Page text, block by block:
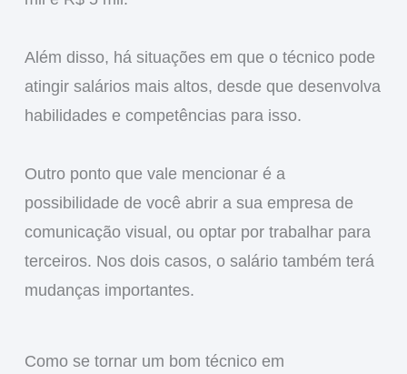
Além disso, há situações em que o técnico pode
atingir salários mais altos, desde que desenvolva
habilidades e competências para isso.
Outro ponto que vale mencionar é a
possibilidade de você abrir a sua empresa de
comunicação visual, ou optar por trabalhar para
terceiros. Nos dois casos, o salário também terá
mudanças importantes.
Como se tornar um bom técnico em